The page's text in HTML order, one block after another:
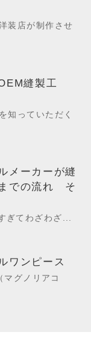
装店が制作させ
縫製工
知っていただく
メーカーが縫
での流れ そ
ぎてわざわざ...
ワンピース
グノリアコ